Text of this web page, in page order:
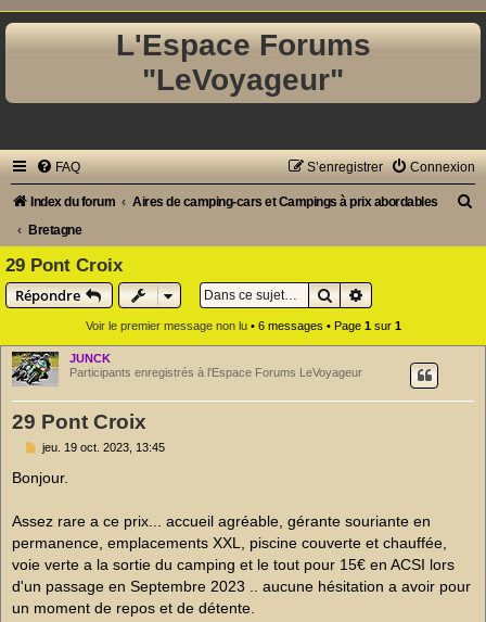
L'Espace Forums
"LeVoyageur"
FAQ Connexion
S’enregistrer
Index du forum
Aires de camping-cars et Campings à prix abordables
Bretagne
r
29 Pont Croix
Répondre
RechercherRecherche
Voir le premier message non lu• 6 messages • Page 1sur 1
JUNCK
Participants enregistrés à l'Espace Forums LeVoyageur
29 Pont Croix
M
s
s
g
e
n
n
l
jeu. 19 oct. 2023, 13:45
Bonjour.
Assez rare a ce prix... accueil agréable, gérante souriante en
permanence, emplacements XXL, piscine couverte et chauffée,
voie verte a la sortie du camping et le tout pour 15€ en ACSI lors
d'un passage en Septembre 2023 .. aucune hésitation a avoir pour
un moment de repos et de détente.